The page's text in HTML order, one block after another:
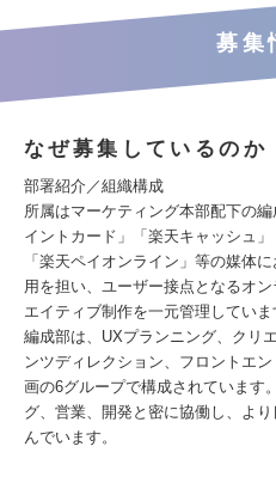
募集
なぜ募集しているのか
部署紹介／組織構成
所属はマーケティング本部配下の
イントカード」「楽天キャッシュ
「楽天ペイオンライン」等の媒体
用を担い、ユーザー接点となるオ
エイティブ制作を一元管理していま
編成部は、UXプランニング、クリ
ンツディレクション、フロントエ
画の6グループで構成されています
グ、営業、開発と密に協働し、よ
んでいます。